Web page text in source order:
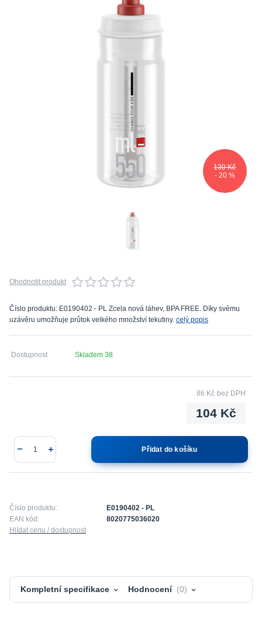
130 Kč
- 20 %
Ohodnotit produkt
Číslo produktu: E0190402 - PL Zcela nová láhev, BPA FREE. Díky svému
uzávěru umožňuje průtok velkého množství tekutiny. celý popis
Dostupnost Skladem 38
104 Kč
86 Kč bez DPH
Přidat do košíku
Číslo produktu:
E0190402 - PL
EAN kód:
8020775036020
Hlídat cenu / dostupnost
Kompletní specifikace Hodnocení 0